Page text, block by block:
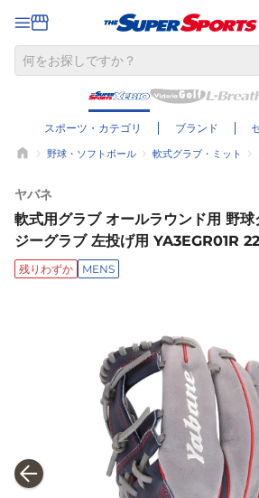
スポーツ・カテゴリ ブランド
野球・ソフトボール 軟式グラブ・ミット
ヤバネ
軟式用グラブ オールラウンド用 野
ジーグラブ 左投げ用 YA3EGR01R
残りわずか MENS